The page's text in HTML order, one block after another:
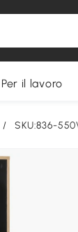
Per il lavoro
/ SKU:836-